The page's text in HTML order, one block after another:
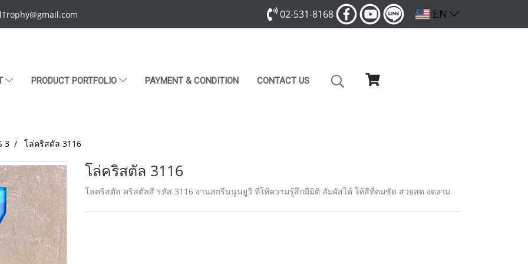
02-531-8168 EN
PRODUCT PORTFOLIO PAYMENT & CONDITION CONTACT US
3 โล่คริสตัล 3116
โล่คริสตัล 3116
โล่คริสตัล คริสตัลสี รหัส 3116 งานสกรีนนูนยูวี ที่ให้ความรู้สึกมีมิติ สัมผัสได้ ให้สีที่คมชัด สวยสด งดงาม